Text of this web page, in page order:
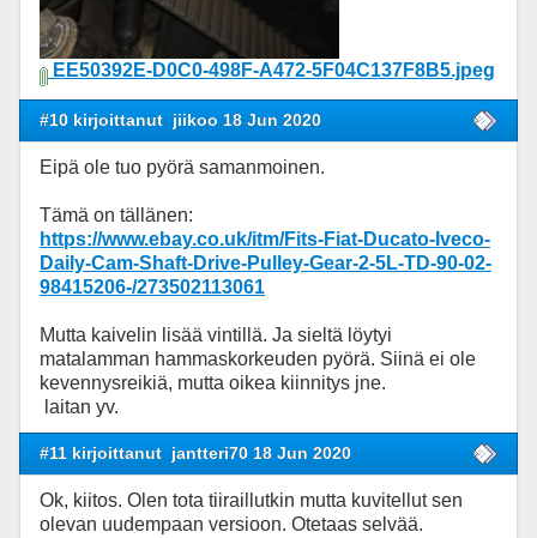
EE50392E-D0C0-498F-A472-5F04C137F8B5.jpeg
#10 kirjoittanut jiikoo 18 Jun 2020
Eipä ole tuo pyörä samanmoinen.
Tämä on tällänen:
https://www.ebay.co.uk/itm/Fits-Fiat-Ducato-Iveco-
Daily-Cam-Shaft-Drive-Pulley-Gear-2-5L-TD-90-02-
98415206-/273502113061
Mutta kaivelin lisää vintillä. Ja sieltä löytyi
matalamman hammaskorkeuden pyörä. Siinä ei ole
kevennysreikiä, mutta oikea kiinnitys jne.
laitan yv.
#11 kirjoittanut jantteri70 18 Jun 2020
Ok, kiitos. Olen tota tiiraillutkin mutta kuvitellut sen
olevan uudempaan versioon. Otetaas selvää.